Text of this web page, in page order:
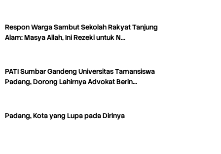
Respon Warga Sambut Sekolah Rakyat Tanjung
Alam: Masya Allah, Ini Rezeki untuk N…
PATI Sumbar Gandeng Universitas Tamansiswa
Padang, Dorong Lahirnya Advokat Berin…
Padang, Kota yang Lupa pada Dirinya